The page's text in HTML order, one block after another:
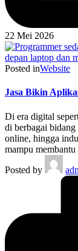
22 Mei 2026
Posted inWebsite
Jasa Bikin
Di era digital
di berbagai
online, hingga
mampu
Posted by